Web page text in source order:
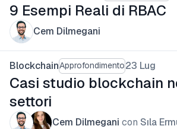
9 Esempi Reali di RBAC
Cem Dilmegani
BlockchainApprofondimento23 Lug
Casi studio blockchain
settori
Cem Dilmegani con Sıla